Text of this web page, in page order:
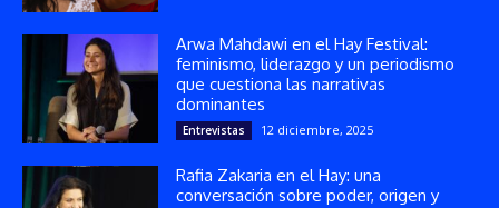
Arwa Mahdawi en el Hay Festival:
feminismo, liderazgo y un periodismo
que cuestiona las narrativas
dominantes
Entrevistas 12 diciembre, 2025
Rafia Zakaria en el Hay: una
conversación sobre poder, origen y